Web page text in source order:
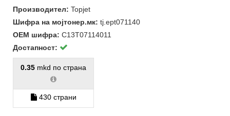
Производител: Topjet
Шифра на мојтонер.мк: tj.ept071140
ОЕМ шифра: C13T07114011
Достапност:
0.35 mkd по страна
430 страни